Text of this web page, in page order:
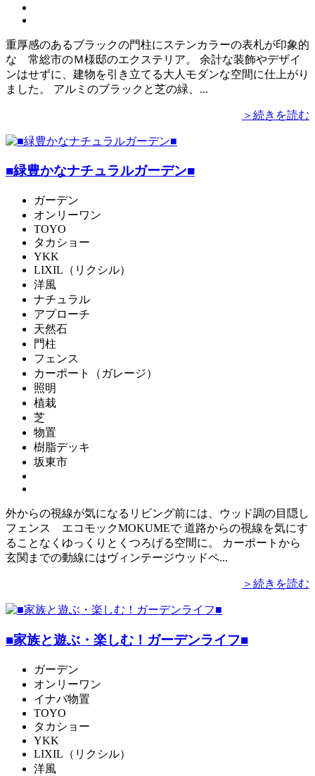
重厚感のあるブラックの門柱にステンカラーの表札が印象的
な 常総市のＭ様邸のエクステリア。 余計な装飾やデザイ
ンはせずに、建物を引き立てる大人モダンな空間に仕上がり
ました。 アルミのブラックと芝の緑、...
＞続きを読む
■緑豊かなナチュラルガーデン■
ガーデン
オンリーワン
TOYO
タカショー
YKK
LIXIL（リクシル）
洋風
ナチュラル
アプローチ
天然石
門柱
フェンス
カーポート（ガレージ）
照明
植栽
芝
物置
樹脂デッキ
坂東市
外からの視線が気になるリビング前には、ウッド調の目隠し
フェンス エコモックMOKUMEで 道路からの視線を気にす
ることなくゆっくりとくつろげる空間に。 カーポートから
玄関までの動線にはヴィンテージウッドペ...
＞続きを読む
■家族と遊ぶ・楽しむ！ガーデンライフ■
ガーデン
オンリーワン
イナバ物置
TOYO
タカショー
YKK
LIXIL（リクシル）
洋風